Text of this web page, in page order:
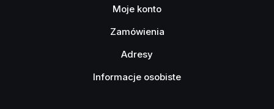
Moje konto
Zamówienia
Adresy
Informacje osobiste